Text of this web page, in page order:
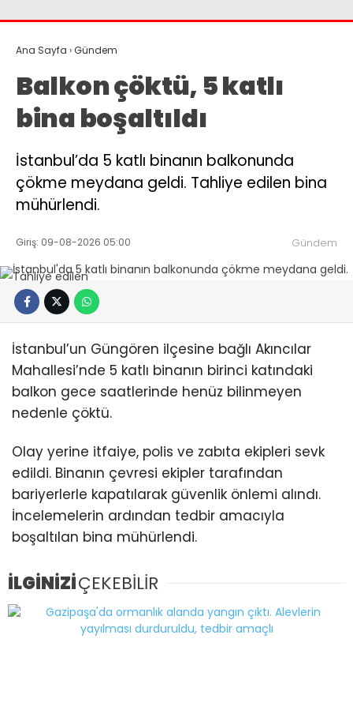
Ana Sayfa ›Gündem
Balkon çöktü, 5 katlı
bina boşaltıldı
İstanbul’da 5 katlı binanın balkonunda
çökme meydana geldi. Tahliye edilen bina
mühürlendi.
Giriş: 09-08-2026 05:00 Gündem
İstanbul’un Güngören ilçesine bağlı Akıncılar
Mahallesi’nde 5 katlı binanın birinci katındaki
balkon gece saatlerinde henüz bilinmeyen
nedenle çöktü.
Olay yerine itfaiye, polis ve zabıta ekipleri sevk
edildi. Binanın çevresi ekipler tarafından
bariyerlerle kapatılarak güvenlik önlemi alındı.
İncelemelerin ardından tedbir amacıyla
boşaltılan bina mühürlendi.
İLGİNİZİÇEKEBİLİR